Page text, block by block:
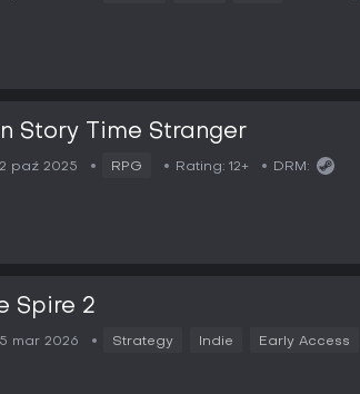
Story Time Stranger
paź 2025 RPG Rating: 12+ DRM:
Spire 2
mar 2026 Strategy Indie Early Access